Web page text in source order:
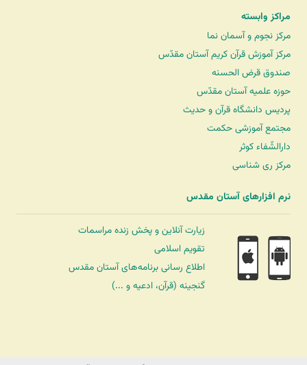
مراکز وابسته
مرکز نجوم و آسمان نما
مرکز آموزش قرآن کریم آستان مقدّس
صندوق قرض الحسنه
حوزه علمیه آستان مقدّس
پردیس دانشگاه قرآن و حدیث
مجتمع آموزشی حکمت
دارالشّفاء کوثر
مرکز ری شناسی
نرم افزارهای آستان مقدس
زیارت آنلاین و پخش زنده مراسمات
تقویم اسلامی
اطلاع رسانی برنامه‌های آستان مقدس
گنجینه (قرآن، ادعیه و ...)